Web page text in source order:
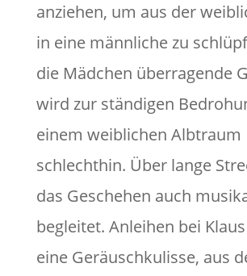
anziehen, um aus der
in eine männliche zu
die Mädchen überragende
wird zur ständigen
einem weiblichen Albtraum
schlechthin. Über lange
das Geschehen auch
begleitet. Anleihen bei
eine Geräuschkulisse, aus